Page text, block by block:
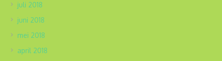
juli 2018
juni 2018
mei 2018
april 2018